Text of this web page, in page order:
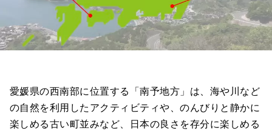
愛媛県の西南部に位置する「南予地方」は、海や川など
の自然を利用したアクティビティや、のんびりと静かに
楽しめる古い町並みなど、日本の良さを存分に楽しめる